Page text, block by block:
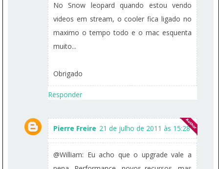
No Snow leopard quando estou vendo
videos em stream, o cooler fica ligado no
maximo o tempo todo e o mac esquenta
muito...
Obrigado
Responder
Pierre Freire 21 de julho de 2011 às 15:28
@William: Eu acho que o upgrade vale a